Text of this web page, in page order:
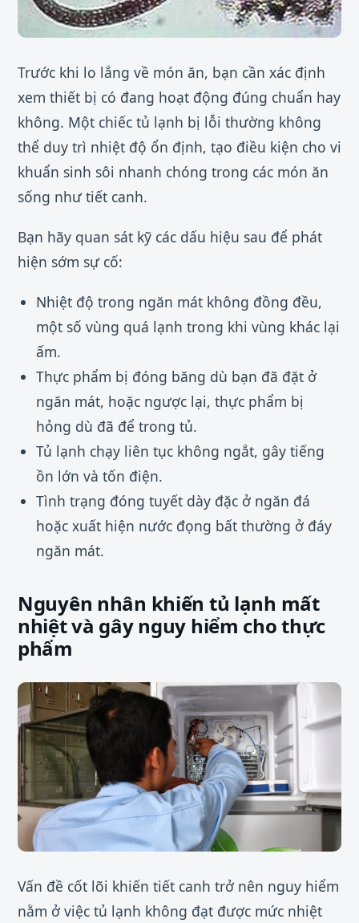
Trước khi lo lắng về món ăn, bạn cần xác định
xem thiết bị có đang hoạt động đúng chuẩn hay
không. Một chiếc tủ lạnh bị lỗi thường không
thể duy trì nhiệt độ ổn định, tạo điều kiện cho vi
khuẩn sinh sôi nhanh chóng trong các món ăn
sống như tiết canh.
Bạn hãy quan sát kỹ các dấu hiệu sau để phát
hiện sớm sự cố:
Nhiệt độ trong ngăn mát không đồng đều,
một số vùng quá lạnh trong khi vùng khác lại
ấm.
Thực phẩm bị đóng băng dù bạn đã đặt ở
ngăn mát, hoặc ngược lại, thực phẩm bị
hỏng dù đã để trong tủ.
Tủ lạnh chạy liên tục không ngắt, gây tiếng
ồn lớn và tốn điện.
Tình trạng đóng tuyết dày đặc ở ngăn đá
hoặc xuất hiện nước đọng bất thường ở đáy
ngăn mát.
Nguyên nhân khiến tủ lạnh mất
nhiệt và gây nguy hiểm cho thực
phẩm
Vấn đề cốt lõi khiến tiết canh trở nên nguy hiểm
nằm ở việc tủ lạnh không đạt được mức nhiệt